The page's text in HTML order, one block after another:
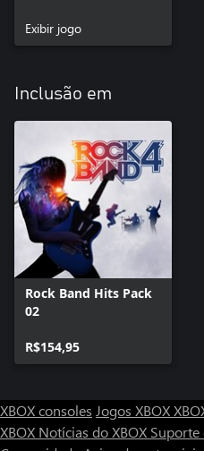
Exibir jogo
Inclusão em
Rock Band Hits Pack
02
R$154,95
XBOX consoles Jogos XBOX
XBOX Notícias do XBOX Suporte